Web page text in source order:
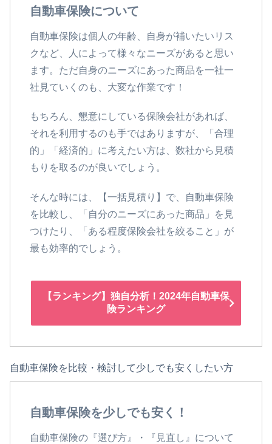
自動車保険について
自動車保険は個人の年齢、自身が補いたいリス
クなど、人によって様々なニーズがあると思い
ます。ただ自身のニーズにあった商品を一社一
社見ていくのも、大変な作業です！
もちろん、懇意にしている保険会社があれば、
それを利用するのも手ではありますが、「合理
的」「経済的」に考えたい方は、数社から見積
もりを取るのが良いでしょう。
そんな時には、【一括見積り】で、自動車保険
を比較し、「自分のニーズにあった商品」を見
つけたり、「ある程度保険会社を絞ること」が
最も効率的でしょう。
【ランキング】独自分析！2024年自動車保
険ランキング
自動車保険を比較・検討して少しでも安くしたい方
自動車保険を少しでも安く！
自動車保険の『選び方』・『見直し』について